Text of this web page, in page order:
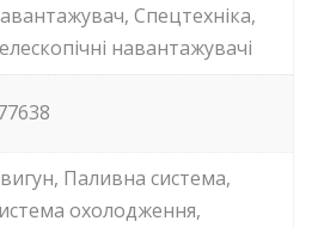
Спецтехніка,
навантажувачі
Паливна система,
охолодження,